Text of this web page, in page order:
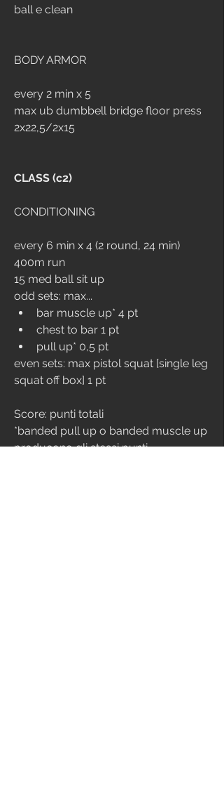
ball e clean
BODY ARMOR
every 2 min x 5
max ub dumbbell bridge floor press
2x22,5/2x15
CLASS (c2)
CONDITIONING
every 6 min x 4 (2 round, 24 min)
400m run
15 med ball sit up
odd sets: max...
bar muscle up* 4 pt
chest to bar 1 pt
pull up* 0,5 pt
even sets: max pistol squat [single leg
squat off box] 1 pt
Score: punti totali
*banded pull up o banded muscle up
producono gli stessi punti